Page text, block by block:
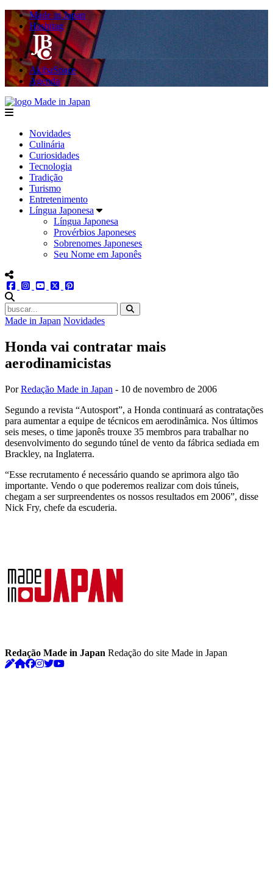
Made in Japan
Hashitag
AkibaSpace
Agenda
menu
Novidades
Culinária
Curiosidades
Tecnologia
Tradição
Turismo
Entretenimento
Língua Japonesa
Língua Japonesa
Provérbios Japoneses
Sobrenomes Japoneses
Seu Nome em Japonês
menu redes social
facebookinstagram
youtube
twitter
Made in Japan Novidades
Honda vai contratar mais
aerodinamicistas
PorRedação Made in Japan - 10 de novembro de 2006
Segundo a revista “Autosport”, a Honda continuará as contratações
para aumentar a equipe de técnicos em aerodinâmica. Nos últimos
seis meses, o time japonês trouxe 35 membros para trabalhar no
desenvolvimento do segundo túnel de vento da fábrica sediada em
Brackley, na Inglaterra.
“Esse recrutamento é necessário quando se aprimora algo tão
importante. Vendo o que poderemos realizar com dois túneis,
chegam a ser surpreendentes os nossos resultados em 2006”, disse
Nick Fry, chefe da escuderia.
Redação Made in Japan Redação do site Made in Japan